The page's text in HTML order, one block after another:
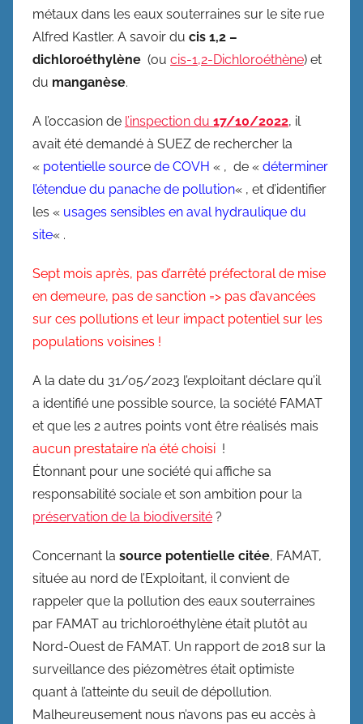
métaux dans les eaux souterraines sur le site rue
Alfred Kastler. A savoir du cis 1,2 –
dichloroéthylène (ou cis-1,2-Dichloroéthène) et
du manganèse.
A l’occasion de l’inspection du 17/10/2022, il
avait été demandé à SUEZ de rechercher la
« potentielle source de COVH « , de « déterminer
l’étendue du panache de pollution« , et d’identifier
les « usages sensibles en aval hydraulique du
site« .
Sept mois après, pas d’arrêté préfectoral de mise
en demeure, pas de sanction => pas d’avancées
sur ces pollutions et leur impact potentiel sur les
populations voisines !
A la date du 31/05/2023 l’exploitant déclare qu’il
a identifié une possible source, la société FAMAT
et que les 2 autres points vont être réalisés mais
aucun prestataire n’a été choisi !
Étonnant pour une société qui affiche sa
responsabilité sociale et son ambition pour la
préservation de la biodiversité ?
Concernant la source potentielle citée, FAMAT,
située au nord de l’Exploitant, il convient de
rappeler que la pollution des eaux souterraines
par FAMAT au trichloroéthylène était plutôt au
Nord-Ouest de FAMAT. Un rapport de 2018 sur la
surveillance des piézomètres était optimiste
quant à l’atteinte du seuil de dépollution.
Malheureusement nous n’avons pas eu accès à